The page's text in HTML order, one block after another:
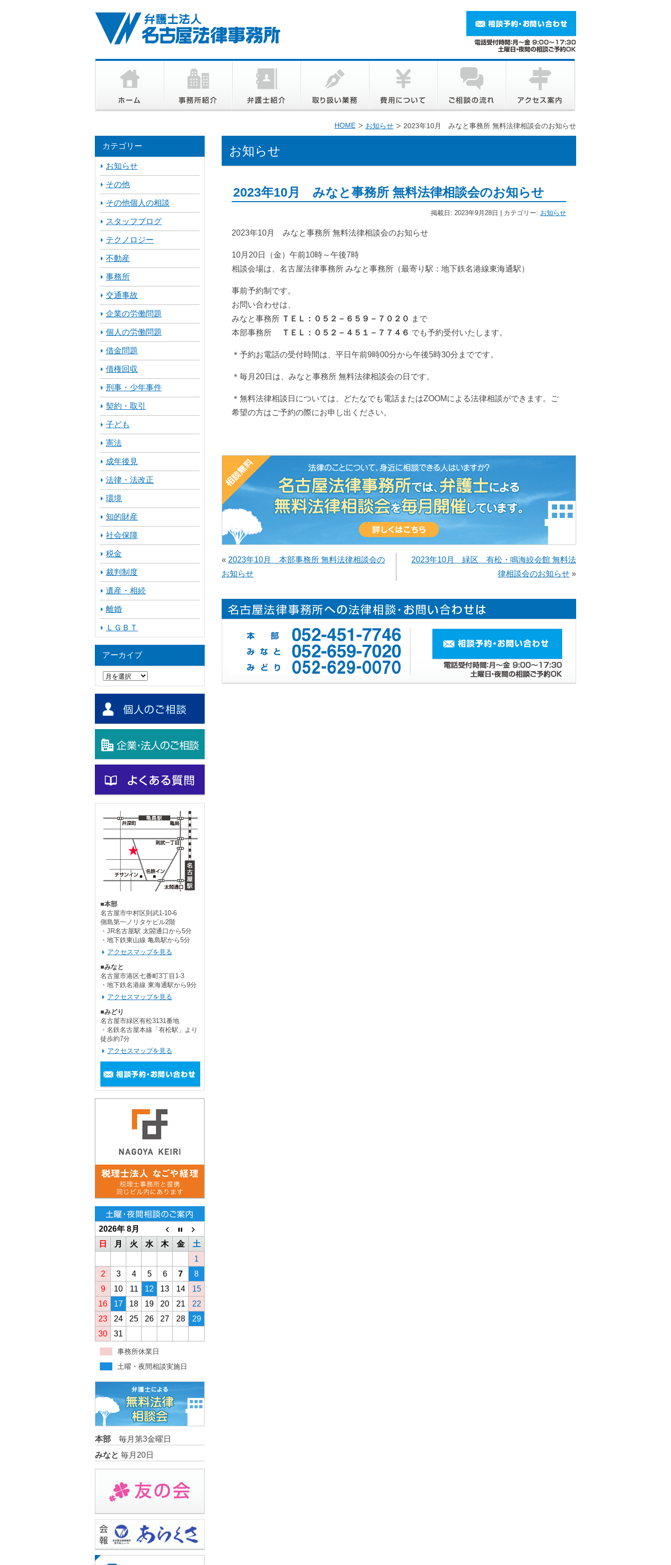
HOME お知らせ 2023年10月 みなと事務所 無料法律相談会のお知らせ
お知らせ
2023年10月 みなと事務所 無料法律相談会のお知らせ
掲載日: 2023年9月28日 | カテゴリー: お知らせ
2023年10月 みなと事務所 無料法律相談会のお知らせ
10月20日（金）午前10時～午後7時
相談会場は、名古屋法律事務所 みなと事務所（最寄り駅：地下鉄名港線東海通駅）
事前予約制です。
お問い合わせは、
みなと事務所 ＴＥＬ：０５２－６５９－７０２０ まで
本部事務所
ＴＥＬ：０５２－４５１－７７４６ でも予約受付いたします。
＊予約お電話の受付時間は、平日午前9時00分から午後5時30分までです。
＊毎月20日は、みなと事務所 無料法律相談会の日です。
＊無料法律相談日については、どたなでも電話またはZOOMによる法律相談ができます。ご
希望の方はご予約の際にお申し出ください。
« 2023年10月 本部事務所 無料法律相談会の
お知らせ
2023年10月 緑区 有松・鳴海絞会館 無料法
律相談会のお知らせ »
カテゴリー
お知らせ
その他
その他個人の相談
スタッフブログ
テクノロジー
不動産
事務所
交通事故
企業の労働問題
個人の労働問題
借金問題
債権回収
刑事・少年事件
契約・取引
子ども
憲法
成年後見
法律・法改正
環境
知的財産
社会保障
税金
裁判制度
遺産・相続
離婚
ＬＧＢＴ
アーカイブ
ブ
■本部
名古屋市中村区則武1-10-6
側島第一ノリタケビル2階
・JR名古屋駅 太閤通口から5分
・地下鉄東山線 亀島駅から5分
アクセスマップを見る
■みなと
名古屋市港区七番町3丁目1-3
・地下鉄名港線 東海通駅から9分
アクセスマップを見る
■みどり
名古屋市緑区有松3131番地
・名鉄名古屋本線「有松駅」より
徒歩約7分
アクセスマップを見る
2026年 8月
日
月 火 水 木 金
土
1
2
3 4 5 6 7
8
9
10 11 12 13 14
15
16
17 18 19 20 21
22
23
24 25 26 27 28
29
30
31
事務所休業日
土曜・夜間相談実施日
本部 毎月第3金曜日
みなと 毎月20日